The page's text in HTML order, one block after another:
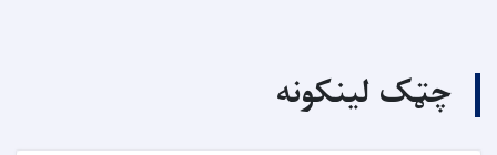
چټک لینکونه